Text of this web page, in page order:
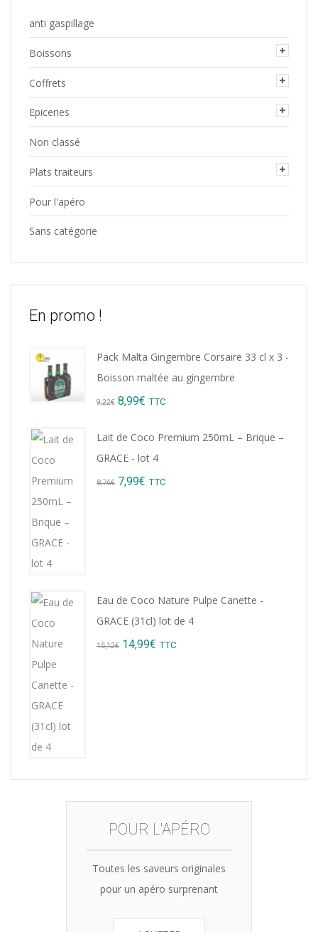
anti gaspillage
Boissons
Coffrets
Epiceries
Non classé
Plats traiteurs
Pour l'apéro
Sans catégorie
En promo !
Pack Malta Gingembre Corsaire 33 cl x 3 -
Boisson maltée au gingembre
9,22€ Original
8,99€ Current
TTC
Lait de Coco Premium 250mL – Brique –
GRACE - lot 4
8,76€ Original
7,99€ Current
TTC
Eau de Coco Nature Pulpe Canette -
GRACE (31cl) lot de 4
15,12€ Original
14,99€ Current
TTC
POUR L'APÉRO
Toutes les saveurs originales
pour un apéro surprenant